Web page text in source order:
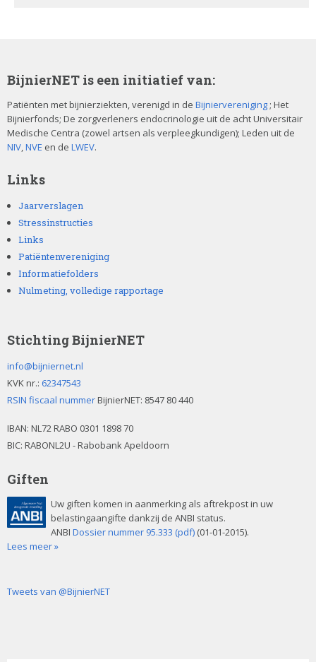
BijnierNET is een initiatief van:
Patiënten met bijnierziekten, verenigd in de Bijniervereniging ; Het
Bijnierfonds; De zorgverleners endocrinologie uit de acht Universitair
Medische Centra (zowel artsen als verpleegkundigen); Leden uit de
NIV,NVE en de LWEV.
Links
Jaarverslagen
Stressinstructies
Links
Patiëntenvereniging
Informatiefolders
Nulmeting, volledige rapportage
Stichting BijnierNET
info@bijniernet.nl
KVK nr.: 62347543
RSIN fiscaal nummerBijnierNET: 8547 80 440
IBAN: NL72 RABO 0301 1898 70
BIC: RABONL2U - Rabobank Apeldoorn
Giften
Uw giften komen in aanmerking als aftrekpost in uw
belastingaangifte dankzij de ANBI status.
ANBI Dossier nummer 95.333 (pdf) (01-01-2015).
Lees meer »
Tweets van @BijnierNET